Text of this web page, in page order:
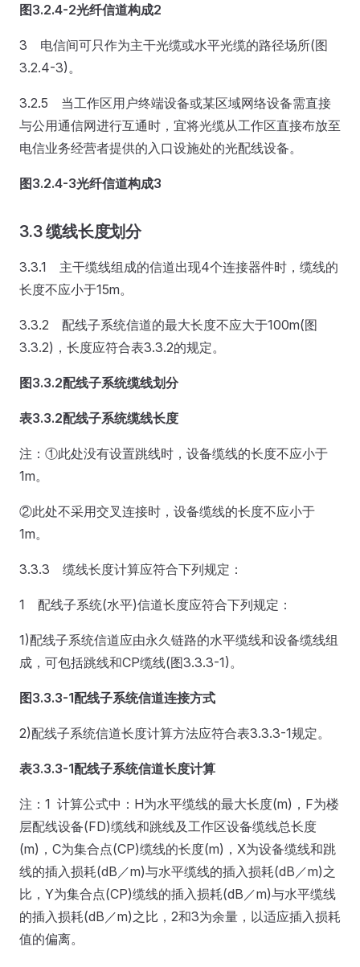
图3.2.4-2光纤信道构成2
3 电信间可只作为主干光缆或水平光缆的路径场所(图
3.2.4-3)。
3.2.5 当工作区用户终端设备或某区域网络设备需直接
与公用通信网进行互通时，宜将光缆从工作区直接布放至
电信业务经营者提供的入口设施处的光配线设备。
图3.2.4-3光纤信道构成3
3.3 缆线长度划分
3.3.1 主干缆线组成的信道出现4个连接器件时，缆线的
长度不应小于15m。
3.3.2 配线子系统信道的最大长度不应大于100m(图
3.3.2)，长度应符合表3.3.2的规定。
图3.3.2配线子系统缆线划分
表3.3.2配线子系统缆线长度
注：①此处没有设置跳线时，设备缆线的长度不应小于
1m。
②此处不采用交叉连接时，设备缆线的长度不应小于
1m。
3.3.3 缆线长度计算应符合下列规定：
1 配线子系统(水平)信道长度应符合下列规定：
1)配线子系统信道应由永久链路的水平缆线和设备缆线组
成，可包括跳线和CP缆线(图3.3.3-1)。
图3.3.3-1配线子系统信道连接方式
2)配线子系统信道长度计算方法应符合表3.3.3-1规定。
表3.3.3-1配线子系统信道长度计算
注：1 计算公式中：H为水平缆线的最大长度(m)，F为楼
层配线设备(FD)缆线和跳线及工作区设备缆线总长度
(m)，C为集合点(CP)缆线的长度(m)，X为设备缆线和跳
线的插入损耗(dB／m)与水平缆线的插入损耗(dB／m)之
比，Y为集合点(CP)缆线的插入损耗(dB／m)与水平缆线
的插入损耗(dB／m)之比，2和3为余量，以适应插入损耗
值的偏离。